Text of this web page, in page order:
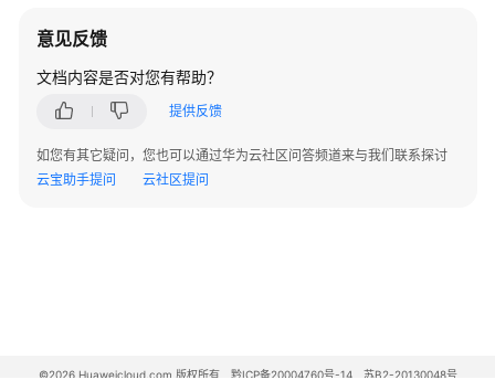
器
（即
将
下
线
不
数
意见反馈
文档内容是否对您有帮助？
提供反馈
如您有其它疑问，您也可以通过华为云社区问答频道来与我们联系探讨
云宝助手提问
云社区提问
©2026 Huaweicloud.com 版权所有 黔ICP备20004760号-14 苏B2-20130048号